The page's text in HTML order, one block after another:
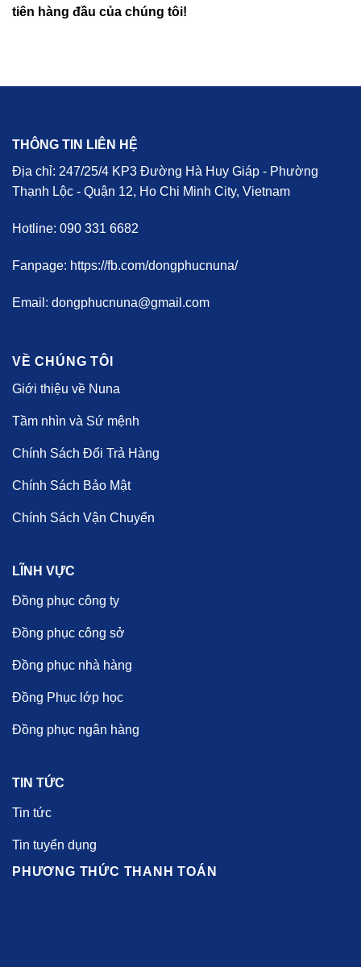
tiên hàng đầu của chúng tôi!
THÔNG TIN LIÊN HỆ
Địa chỉ: 247/25/4 KP3 Đường Hà Huy Giáp - Phường
Thạnh Lộc - Quận 12, Ho Chi Minh City, Vietnam
Hotline: 090 331 6682
Fanpage: https://fb.com/dongphucnuna/
Email: dongphucnuna@gmail.com
VỀ CHÚNG TÔI
Giới thiệu về Nuna
Tầm nhìn và Sứ mệnh
Chính Sách Đổi Trả Hàng
Chính Sách Bảo Mật
Chính Sách Vận Chuyển
LĨNH VỰC
Đồng phục công ty
Đồng phục công sở
Đồng phục nhà hàng
Đồng Phục lớp học
Đồng phục ngân hàng
TIN TỨC
Tin tức
Tin tuyển dụng
PHƯƠNG THỨC THANH TOÁN